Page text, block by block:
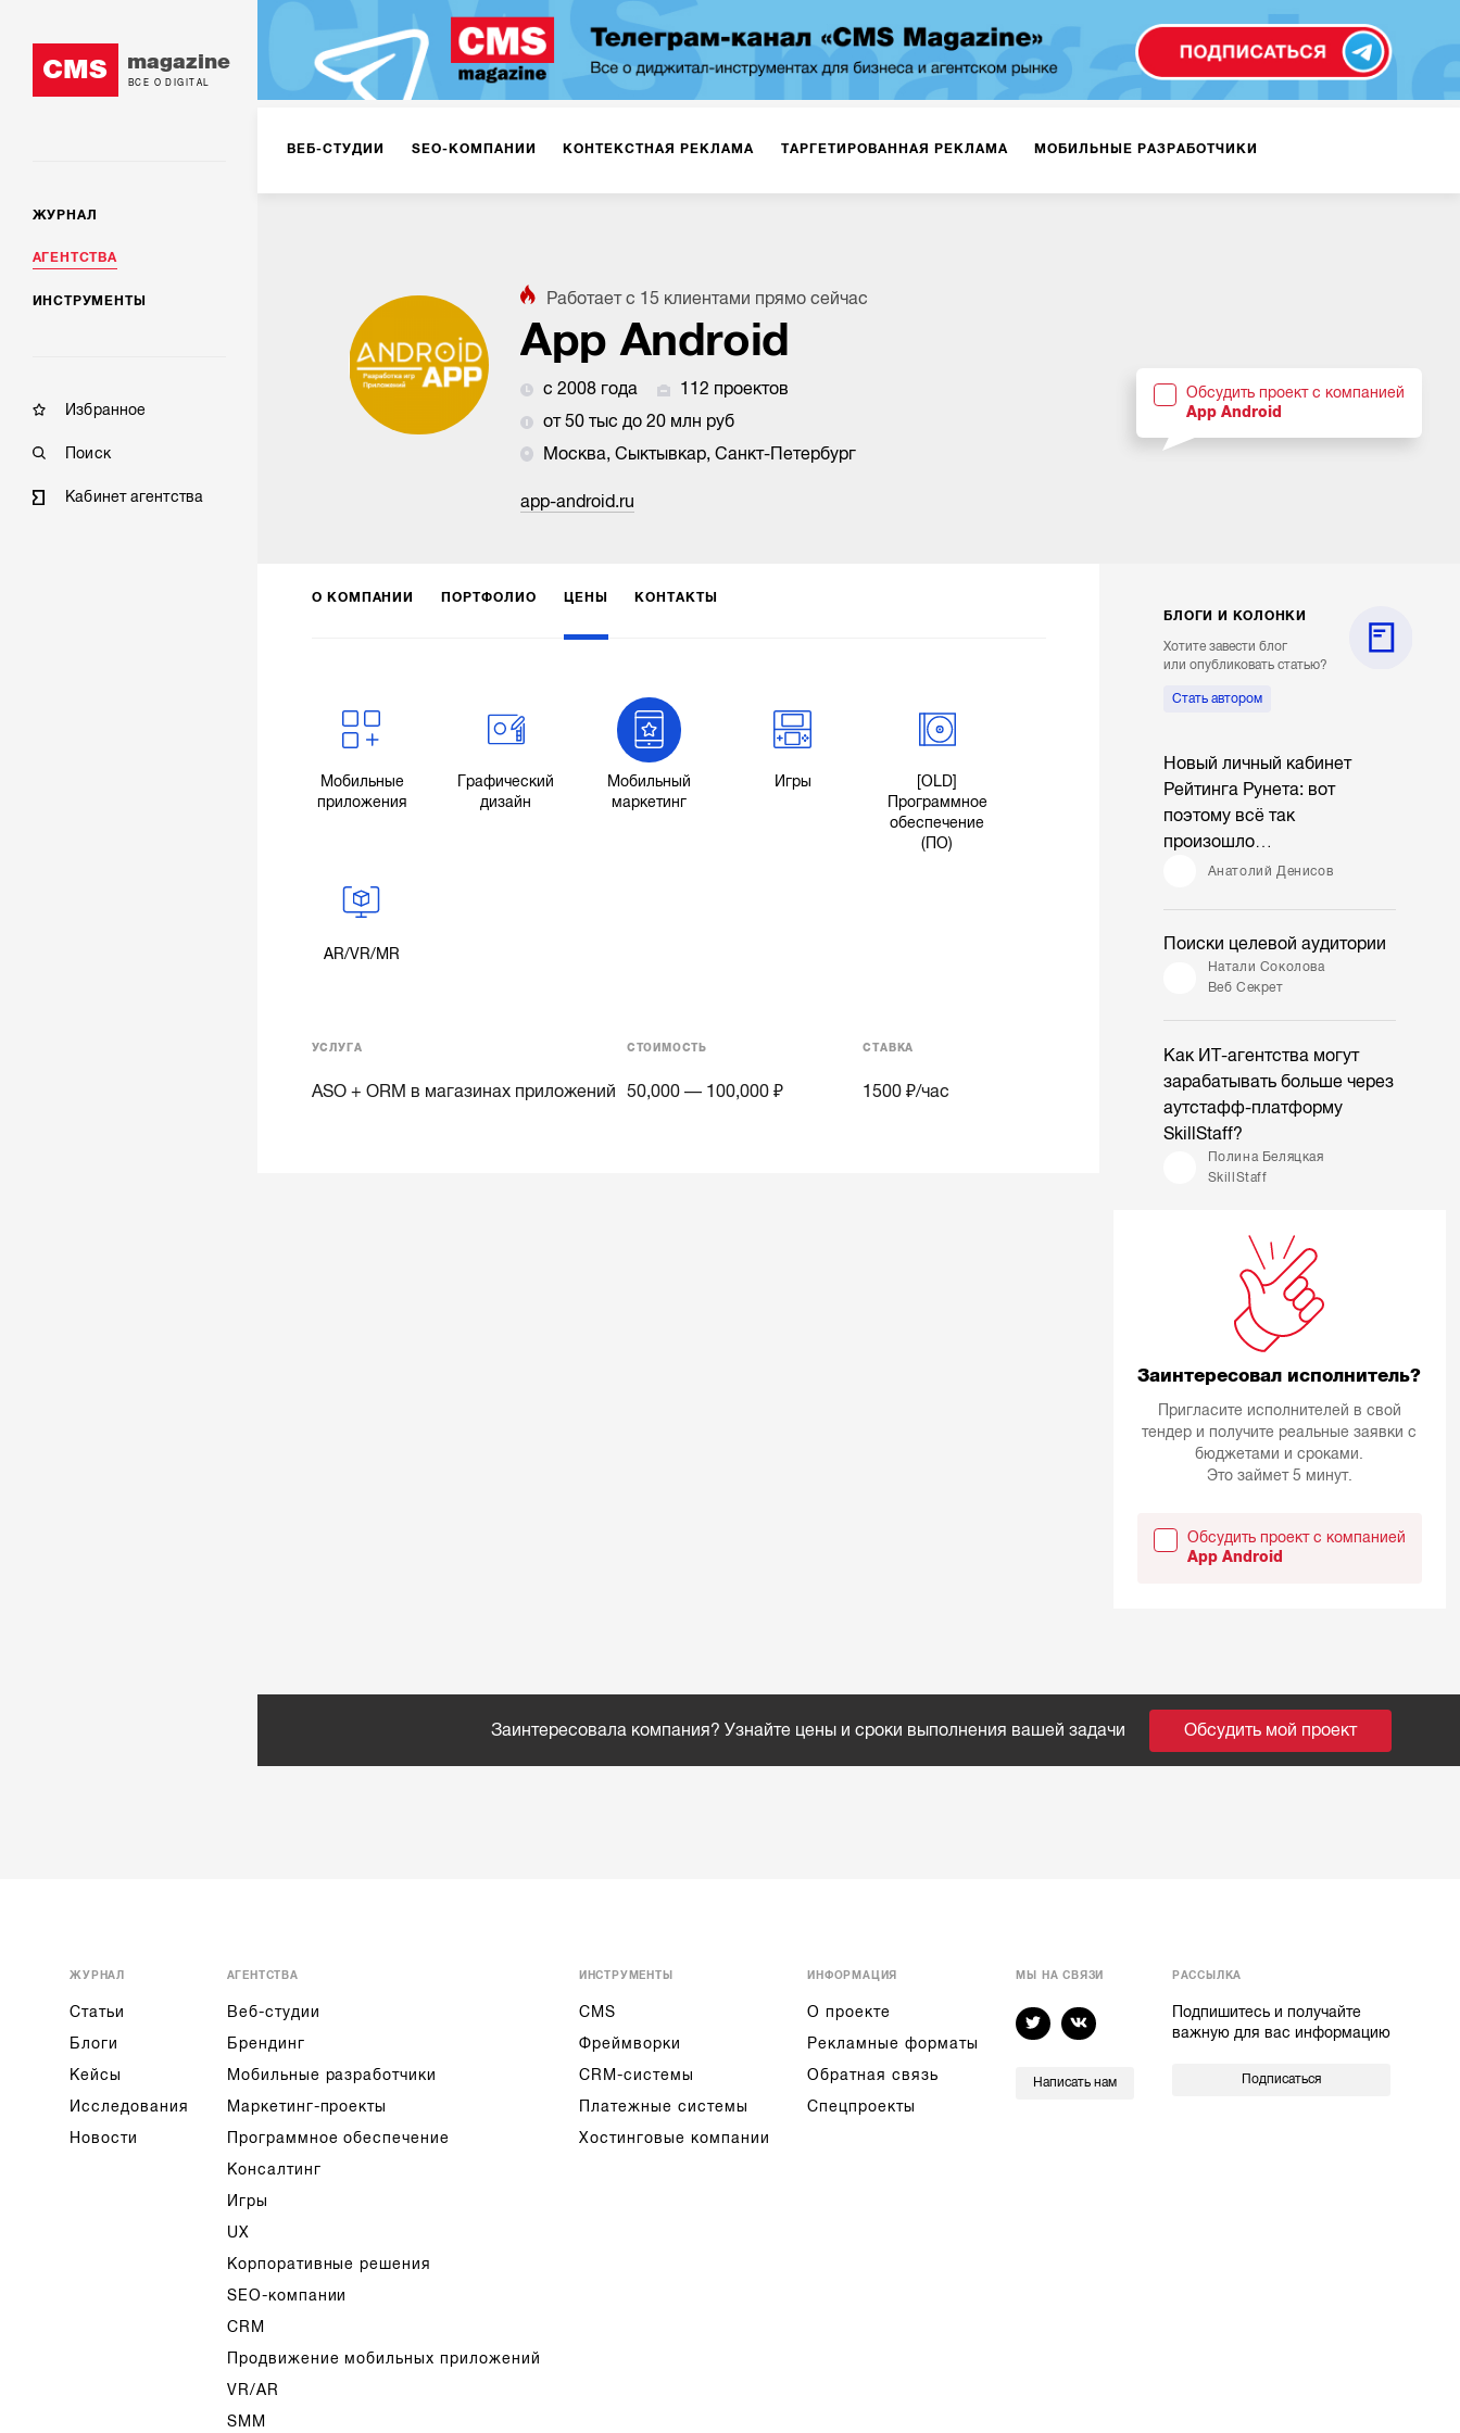
CMS magazine
ВСЕ О DIGITAL
ЖУРНАЛ
АГЕНТСТВА
ИНСТРУМЕНТЫ
Избранное
Поиск
Кабинет агентства
ВЕБ-СТУДИИ SEO-КОМПАНИИ КОНТЕКСТНАЯ РЕКЛАМА ТАРГЕТИРОВАННАЯ РЕКЛАМА МОБИЛЬНЫЕ РАЗРАБОТЧИКИ
РЕКЛАМА НА ИНТЕРНЕТ-ПЛОЩАДКАХ РАБОТА С МАРКЕТПЛЕЙСАМИ
КОНСАЛТИНГ
Работает с 15 клиентами прямо сейчас
App Android
с 2008 года
112 проектов
от 50 тыс до 20 млн руб
Москва, Сыктывкар, Санкт-Петербург
app-android.ru
Обсудить проект с компанией
App Android
О КОМПАНИИ ПОРТФОЛИО ЦЕНЫ КОНТАКТЫ
Мобильные
приложения
Графический
дизайн
Мобильный
маркетинг
Игры
[OLD]
Программное
обеспечение
(ПО)
AR/VR/MR
УСЛУГА СТОИМОСТЬ СТАВКА
ASO + ORM в магазинах приложений 50,000 — 100,000 ₽ 1500 ₽/час
БЛОГИ И КОЛОНКИ
Хотите завести блог
или опубликовать статью?
Стать автором
Новый личный кабинет
Рейтинга Рунета: вот
поэтому всё так
произошло…
Анатолий Денисов
Поиски целевой аудитории
Натали Соколова
Веб Секрет
Как ИТ-агентства могут
зарабатывать больше через
аутстафф-платформу
SkillStaff?
Полина Беляцкая
SkillStaff
Заинтересовал исполнитель?
Пригласите исполнителей в свой
тендер и получите реальные заявки с
бюджетами и сроками.
Это займет 5 минут.
Обсудить проект с компанией
App Android
Заинтересовала компания? Узнайте цены и сроки выполнения вашей задачи Обсудить мой проект
ЖУРНАЛ
Статьи
Блоги
Кейсы
Исследования
Новости
АГЕНТСТВА
Веб-студии
Брендинг
Мобильные разработчики
Маркетинг-проекты
Программное обеспечение
Консалтинг
Игры
UX
Корпоративные решения
SEO-компании
CRM
Продвижение мобильных приложений
VR/AR
SMM
ИНСТРУМЕНТЫ
CMS
Фреймворки
CRM-системы
Платежные системы
Хостинговые компании
ИНФОРМАЦИЯ
О проекте
Рекламные форматы
Обратная связь
Спецпроекты
МЫ НА СВЯЗИ
Написать нам
РАССЫЛКА
Подпишитесь и получайте
важную для вас информацию
Подписаться